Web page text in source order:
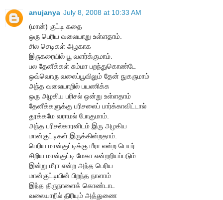
anujanya July 8, 2008 at 10:33 AM
(மான்) குட்டி கதை
ஒரு பெரிய வலையாறு உள்ளதாம்.
சில செடிகள் அழகாக
இருகரையில் பூ வளர்க்குமாம்.
பல தேனீக்கள் சும்மா பறந்துகொண்டே
ஒவ்வொரு வலைப்பூவிலும் தேன் நுகருமாம்
அந்த வலையாறில் பயணிக்க
ஒரு அழகிய பரிசல் ஒன்று உள்ளதாம்
தேனீக்களுக்கு பரிசலைப் பார்க்காவிட்டால்
தூக்கமே வராமல் போகுமாம்.
அந்த பரிசல்காரனிடம் இரு அழகிய
மான்குட்டிகள் இருக்கின்றதாம்.
பெரிய மான்குட்டிக்கு மீரா என்ற பெயர்
சிறிய மான்குட்டி மேகா என்றறியப்படும்
இன்று மீரா என்ற அந்த பெரிய
மான்குட்டியின் பிறந்த நாளாம்
இந்த திருநாளைக் கொண்டாட
வலையாறில் திரியும் அத்துணை